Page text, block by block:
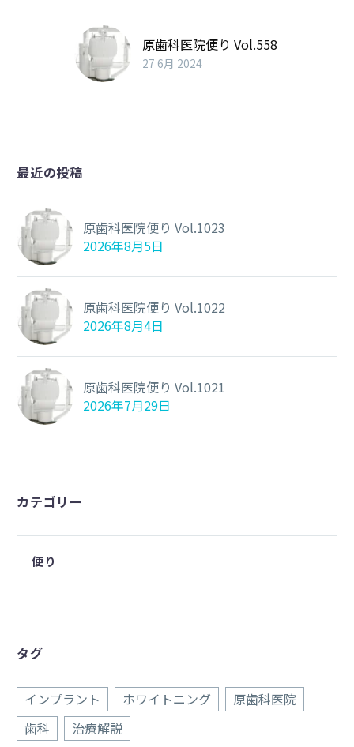
原歯科医院便り Vol.558
27 6月 2024
最近の投稿
原歯科医院便り Vol.1023
2026年8月5日
原歯科医院便り Vol.1022
2026年8月4日
原歯科医院便り Vol.1021
2026年7月29日
カテゴリー
便り
タグ
インプラント ホワイトニング
原歯科医院
歯科
治療解説